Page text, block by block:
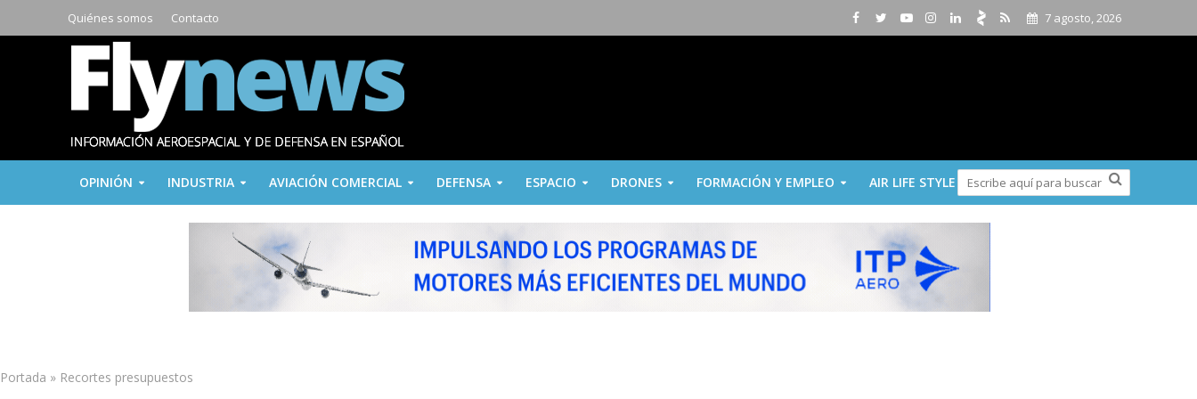
Quiénes somos Contacto 7 agosto, 2026
OPINIÓN INDUSTRIA AVIACIÓN COMERCIAL DEFENSA ESPACIO DRONES FORMACIÓN Y EMPLEO AIR LIFE STYLE
Portada » Recortes presupuestos